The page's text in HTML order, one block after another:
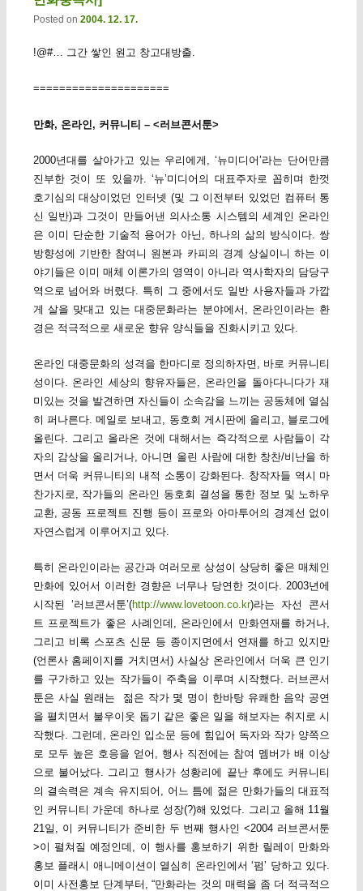
Posted on 2004. 12. 17.
!@#… 그간 쌓인 원고 창고대방출.
=====================
만화, 온라인, 커뮤니티 – <러브콘서툰>
2000년대를 살아가고 있는 우리에게, ‘뉴미디어’라는 단어만큼
진부한 것이 또 있을까. ‘뉴’미디어의 대표주자로 꼽히며 한껏
호기심의 대상이었던 인터넷 (및 그 이전부터 있었던 컴퓨터 통
신 일반)과 그것이 만들어낸 의사소통 시스템의 세계인 온라인
은 이미 단순한 기술적 용어가 아닌, 하나의 삶의 방식이다. 쌍
방향성에 기반한 참여니 원본과 카피의 경계 상실이니 하는 이
야기들은 이미 매체 이론가의 영역이 아니라 역사학자의 담당구
역으로 넘어와 버렸다. 특히 그 중에서도 일반 사용자들과 가깝
게 살을 맞대고 있는 대중문화라는 분야에서, 온라인이라는 환
경은 적극적으로 새로운 향유 양식들을 진화시키고 있다.
온라인 대중문화의 성격을 한마디로 정의하자면, 바로 커뮤니티
성이다. 온라인 세상의 향유자들은, 온라인을 돌아다니다가 재
미있는 것을 발견하면 자신들이 소속감을 느끼는 공동체에 열심
히 퍼나른다. 메일로 보내고, 동호회 게시판에 올리고, 블로그에
올린다. 그리고 올라온 것에 대해서는 즉각적으로 사람들이 각
자의 감상을 올리거나, 아니면 올린 사람에 대한 창찬/비난을 하
면서 더욱 커뮤니티의 내적 소통이 강화된다. 창작자들 역시 마
찬가지로, 작가들의 온라인 동호회 결성을 통한 정보 및 노하우
교환, 공동 프로젝트 진행 등이 프로와 아마투어의 경계선 없이
자연스럽게 이루어지고 있다.
특히 온라인이라는 공간과 여러모로 상성이 상당히 좋은 매체인
만화에 있어서 이러한 경향은 너무나 당연한 것이다. 2003년에
시작된 ‘러브콘서툰’(http://www.lovetoon.co.kr)라는 자선 콘서
트 프로젝트가 좋은 사례인데, 온라인에서 만화연재를 하거나,
그리고 비록 스포츠 신문 등 종이지면에서 연재를 하고 있지만
(언론사 홈페이지를 거치면서) 사실상 온라인에서 더욱 큰 인기
를 구가하고 있는 작가들이 주축을 이루며 시작했다. 러브콘서
툰은 사실 원래는 젊은 작가 몇 명이 한바탕 유쾌한 음악 공연
을 펼치면서 불우이웃 돕기 같은 좋은 일을 해보자는 취지로 시
작했다. 그런데, 온라인 입소문 등에 힘입어 독자와 작가 양쪽으
로 모두 높은 호응을 얻어, 행사 직전에는 참여 멤버가 배 이상
으로 불어났다. 그리고 행사가 성황리에 끝난 후에도 커뮤니티
의 결속력은 계속 유지되어, 어느 틈에 젊은 만화가들의 대표적
인 커뮤니티 가운데 하나로 성장(?)해 있었다. 그리고 올해 11월
21일, 이 커뮤니티가 준비한 두 번째 행사인 <2004 러브콘서툰
>이 펼쳐질 예정인데, 이 행사를 홍보하기 위한 릴레이 만화와
홍보 플래시 애니메이션이 열심히 온라인에서 ‘펌’ 당하고 있다.
이미 사전홍보 단계부터, “만화라는 것의 매력을 좀 더 적극적으